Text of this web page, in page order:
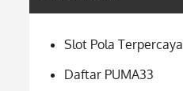
Slot Pola Terpercaya
Daftar PUMA33